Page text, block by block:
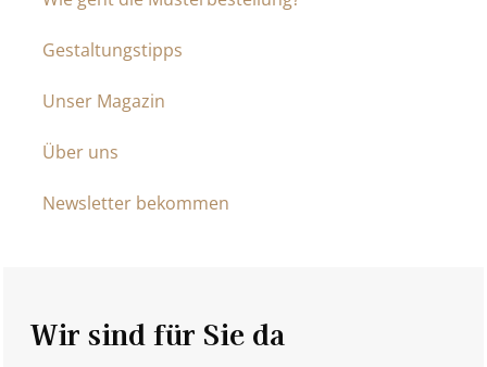
Gestaltungstipps
Unser Magazin
Über uns
Newsletter bekommen
Wir sind für Sie da